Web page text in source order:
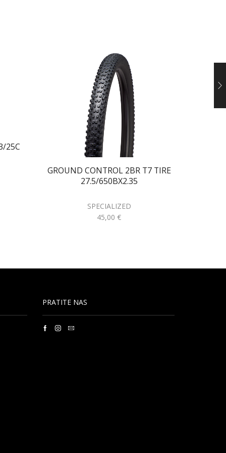
25C
GROUND CONTROL 2BR T7 TIRE
27.5/650BX2.35
SPECIALIZED
45,00€
PRATITE NAS